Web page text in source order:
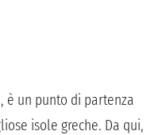
è un punto di partenza
isole greche. Da qui,